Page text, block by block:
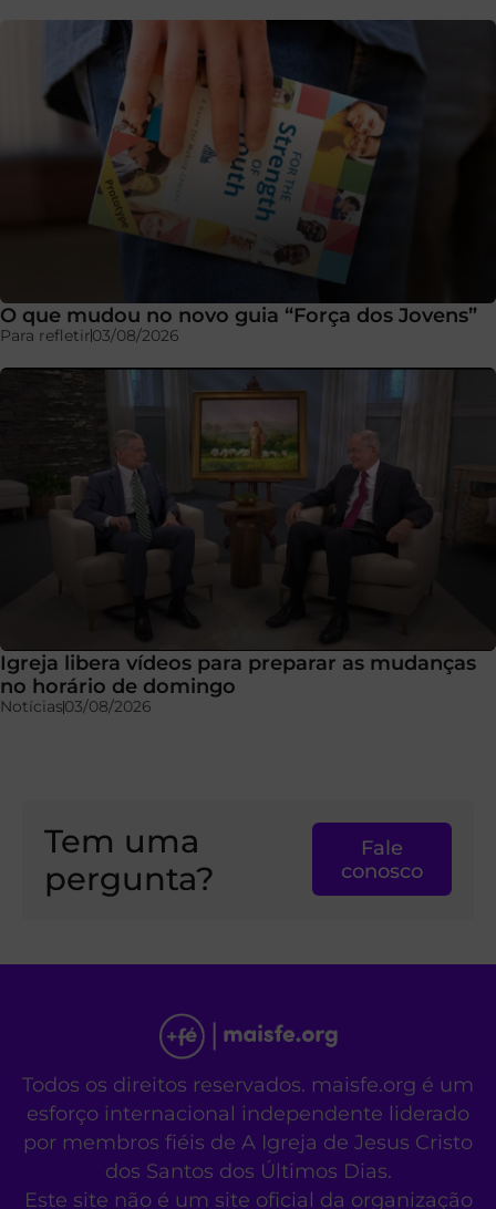
O que mudou no novo guia “Força dos Jovens”
Para refletir03/08/2026
Igreja libera vídeos para preparar as mudanças
no horário de domingo
Notícias03/08/2026
Tem uma
pergunta?
Fale
conosco
Todos os direitos reservados. maisfe.org é um
esforço internacional independente liderado
por membros fiéis de A Igreja de Jesus Cristo
dos Santos dos Últimos Dias.
Este site não é um site oficial da organização